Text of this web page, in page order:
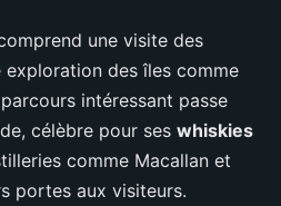
une visite des
exploration des îles comme
intéressant passe
célèbre pour ses whiskies
comme Macallan et
portes aux visiteurs.